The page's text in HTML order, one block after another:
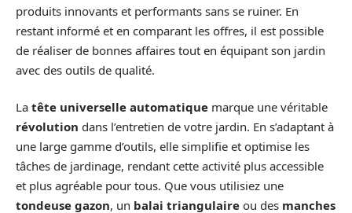
produits innovants et performants sans se ruiner. En
restant informé et en comparant les offres, il est possible
de réaliser de bonnes affaires tout en équipant son jardin
avec des outils de qualité.
La tête universelle automatique marque une véritable
révolution dans l’entretien de votre jardin. En s’adaptant à
une large gamme d’outils, elle simplifie et optimise les
tâches de jardinage, rendant cette activité plus accessible
et plus agréable pour tous. Que vous utilisiez une
tondeuse gazon, un balai triangulaire ou des manches